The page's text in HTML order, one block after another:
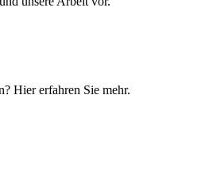
Hier erfahren Sie mehr.